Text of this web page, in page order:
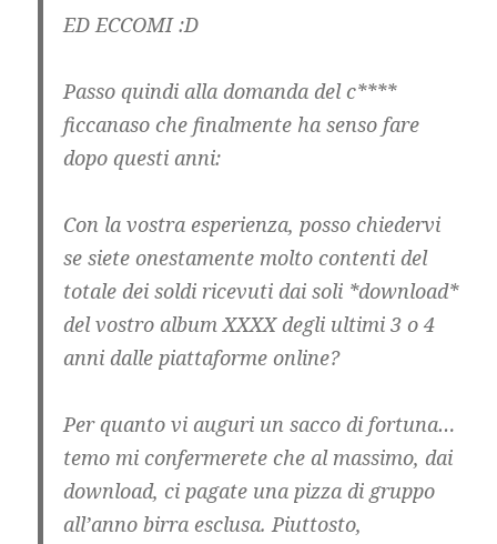
ED ECCOMI :D
Passo quindi alla domanda del c****
ficcanaso che finalmente ha senso fare
dopo questi anni:
Con la vostra esperienza, posso chiedervi
se siete onestamente molto contenti del
totale dei soldi ricevuti dai soli *download*
del vostro album XXXX degli ultimi 3 o 4
anni dalle piattaforme online?
Per quanto vi auguri un sacco di fortuna…
temo mi confermerete che al massimo, dai
download, ci pagate una pizza di gruppo
all’anno birra esclusa. Piuttosto,